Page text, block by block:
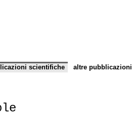
scientifiche altre pubblicazioni